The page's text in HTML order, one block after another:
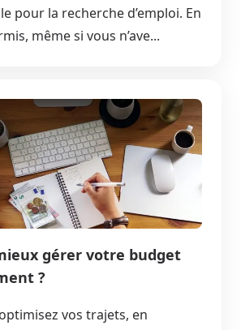
pour la recherche d’emploi. En
même si vous n’ave...
gérer votre budget
?
vos trajets, en